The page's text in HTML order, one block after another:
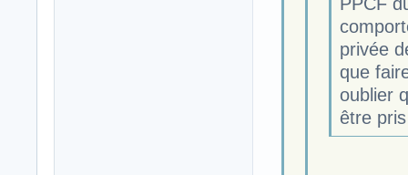
PPCF
privée
que
oublier
être